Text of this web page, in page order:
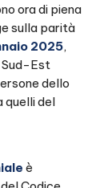
ora di piena
sulla parità
2025,
Sud-Est
dello
quelli del
è